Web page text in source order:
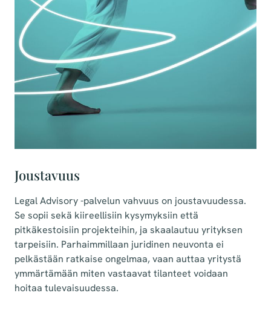
Joustavuus
Legal Advisory -palvelun vahvuus on joustavuudessa.
Se sopii sekä kiireellisiin kysymyksiin että
pitkäkestoisiin projekteihin, ja skaalautuu yrityksen
tarpeisiin. Parhaimmillaan juridinen neuvonta ei
pelkästään ratkaise ongelmaa, vaan auttaa yritystä
ymmärtämään miten vastaavat tilanteet voidaan
hoitaa tulevaisuudessa.